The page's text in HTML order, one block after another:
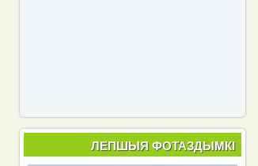
ЛЕПШЫЯ ФОТАЗДЫМКІ